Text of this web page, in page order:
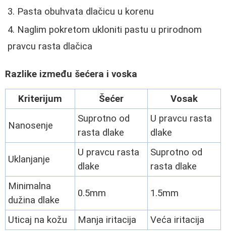
Pasta obuhvata dlačicu u korenu
Naglim pokretom ukloniti pastu u prirodnom
pravcu rasta dlačica
Razlike između šećera i voska
Kriterijum Šećer Vosak
Nanosenje
Suprotno od
rasta dlake
U pravcu rasta
dlake
Uklanjanje
U pravcu rasta
dlake
Suprotno od
rasta dlake
Minimalna
dužina dlake
0.5mm 1.5mm
Uticaj na kožu Manja iritacija Veća iritacija